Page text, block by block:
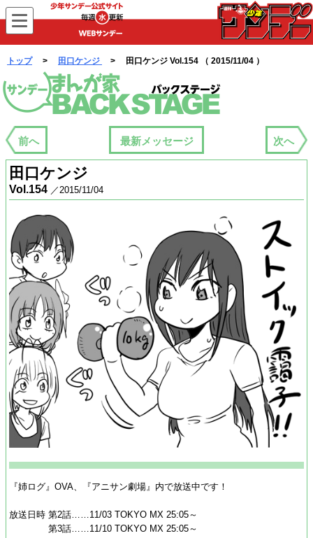
WEBサンデー
トップ> 田口ケンジ > 田口ケンジ Vol.154 （ 2015/11/04 ）
まんが家バックステージ
前へ 最新メッセージ 次へ
田口ケンジ
Vol.154 ／2015/11/04
『姉ログ』OVA、『アニサン劇場』内で放送中です！
放送日時 第2話……11/03 TOKYO MX 25:05～
第3話……11/10 TOKYO MX 25:05～